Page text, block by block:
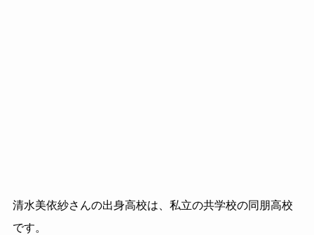
清水美依紗さんの出身高校は、私立の共学校の同朋高校
です。